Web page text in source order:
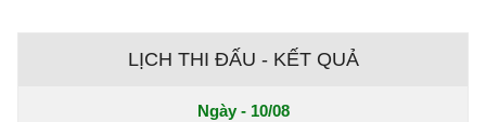
LỊCH THI ĐẤU - KẾT QUẢ
Ngày - 10/08